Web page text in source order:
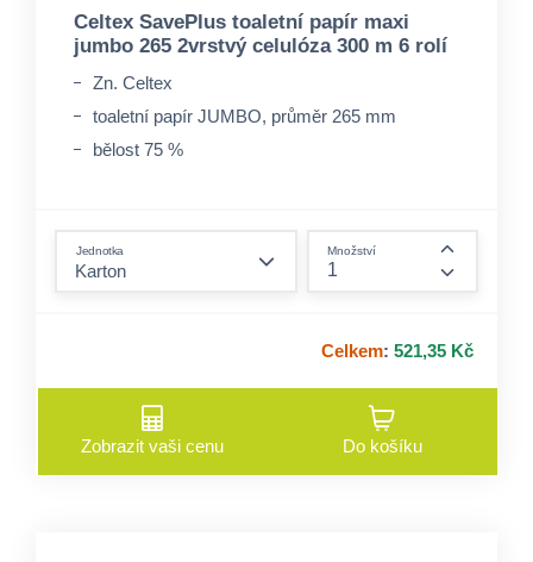
Celtex SavePlus toaletní papír maxi
jumbo 265 2vrstvý celulóza 300 m 6 rolí
Zn. Celtex
toaletní papír JUMBO, průměr 265 mm
bělost 75 %
Jednotka Množství
Celkem: 521,35 Kč
Zobrazit vaši cenu Do košíku